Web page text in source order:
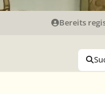
Bereits